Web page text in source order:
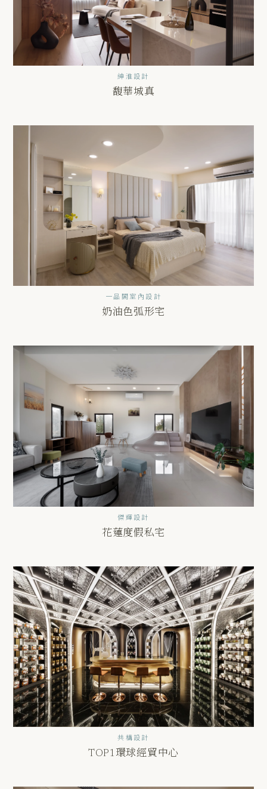
紳淮設計
馥華城真
一品閣室內設計
奶油色弧形宅
傑輝設計
花蓮度假私宅
共構設計
TOP1環球經貿中心